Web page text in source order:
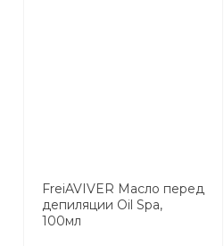
FreiAVIVER Масло перед
депиляции Oil Spa,
100мл